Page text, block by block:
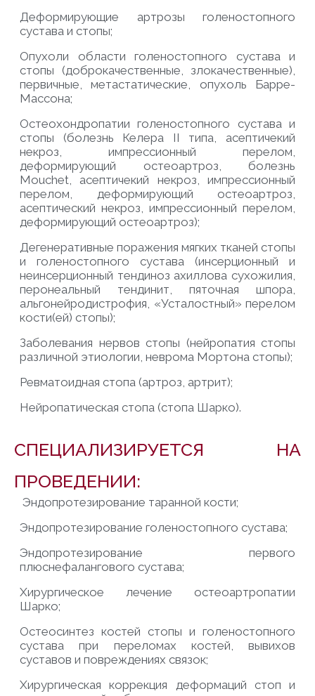
Деформирующие артрозы голеностопного
сустава и стопы;
Опухоли области голеностопного сустава и
стопы (доброкачественные, злокачественные),
первичные, метастатические, опухоль Барре-
Массона;
Остеохондропатии голеностопного сустава и
стопы (болезнь Келера II типа, асептичекий
некроз, импрессионный перелом,
деформирующий остеоартроз, болезнь
Mouchet, асептичекий некроз, импрессионный
перелом, деформирующий остеоартроз,
асептичеcкий некроз, импрессионный перелом,
деформирующий остеоартроз);
Дегенеративные поражения мягких тканей стопы
и голеностопного сустава (инсерционный и
неинсерционный тендиноз ахиллова сухожилия,
перонеальный тендинит, пяточная шпора,
альгонейродистрофия, «Усталостный» перелом
кости(ей) стопы);
Заболевания нервов стопы (нейропатия стопы
различной этиологии, неврома Мортона стопы);
Ревматоидная стопа (артроз, артрит);
Нейропатическая стопа (стопа Шарко).
СПЕЦИАЛИЗИРУЕТСЯ НА
ПРОВЕДЕНИИ:
Эндопротезирование таранной кости;
Эндопротезирование голеностопного сустава;
Эндопротезирование первого
плюснефалангового сустава;
Хирургическое лечение остеоартропатии
Шарко;
Остеосинтез костей стопы и голеностопного
сустава при переломах костей, вывихов
суставов и повреждениях связок;
Хирургическая коррекция деформаций стоп и